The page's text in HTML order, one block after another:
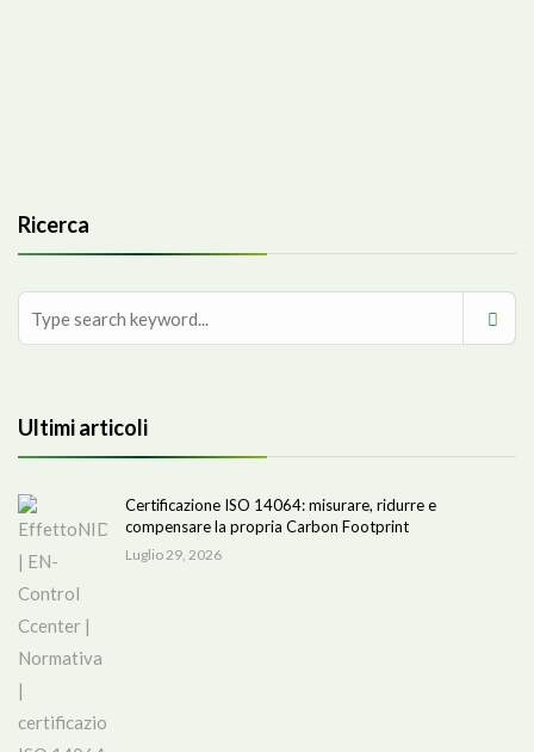
Ricerca
Ultimi articoli
Certificazione ISO 14064: misurare, ridurre e
compensare la propria Carbon Footprint
Luglio 29, 2026